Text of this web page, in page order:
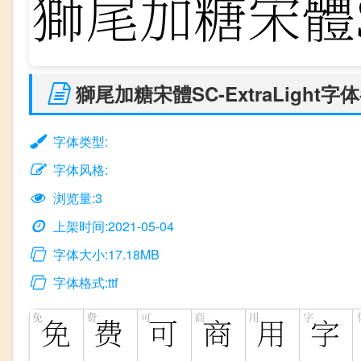
獅尾加糖宋體SC-ExtraLight字
字体类型:
字体风格:
浏览量:3
上架时间:2021-05-04
字体大小:17.18MB
字体格式:ttf